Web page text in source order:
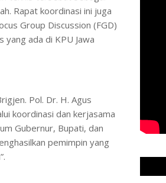
Rapat koordinasi ini juga
Group Discussion (FGD)
ada di KPU Jawa
Pol. Dr. H. Agus
koordinasi dan kerjasama
Gubernur, Bupati, dan
pemimpin yang